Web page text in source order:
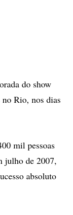
do show
no Rio, nos dias
mil pessoas
julho de 2007,
absoluto